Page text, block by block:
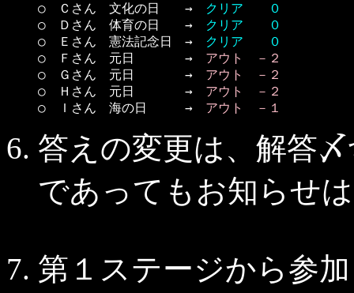
○　Ｃさん　文化の日　　→
クリア　　０
○　Ｄさん　体育の日　　→
クリア　　０
○　Ｅさん　憲法記念日　→
クリア　　０
○　Ｆさん　元日　　　　→ アウト　－２
○　Ｇさん　元日　　　　→ アウト　－２
○　Ｈさん　元日　　　　→ アウト　－２
○　Ｉさん　海の日　　　→ アウト　－１
答えの変更は、解答
であってもお知らせ
第１ステージから参